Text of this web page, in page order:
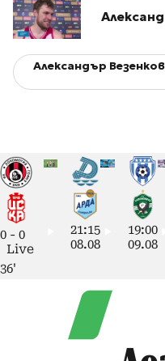
Александър Везенков
0 - 0
Live
36'
21:15
08.08
19:00
09.08